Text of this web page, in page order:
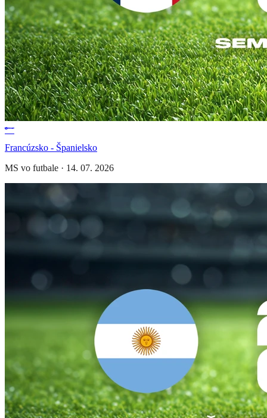
Francúzsko - Španielsko
MS vo futbale · 14. 07. 2026